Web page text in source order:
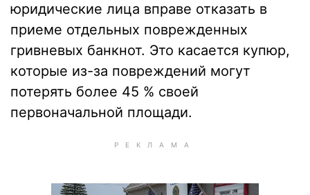
юридические лица вправе отказать в
приеме отдельных поврежденных
гривневых банкнот. Это касается купюр,
которые из-за повреждений могут
потерять более 45 % своей
первоначальной площади.